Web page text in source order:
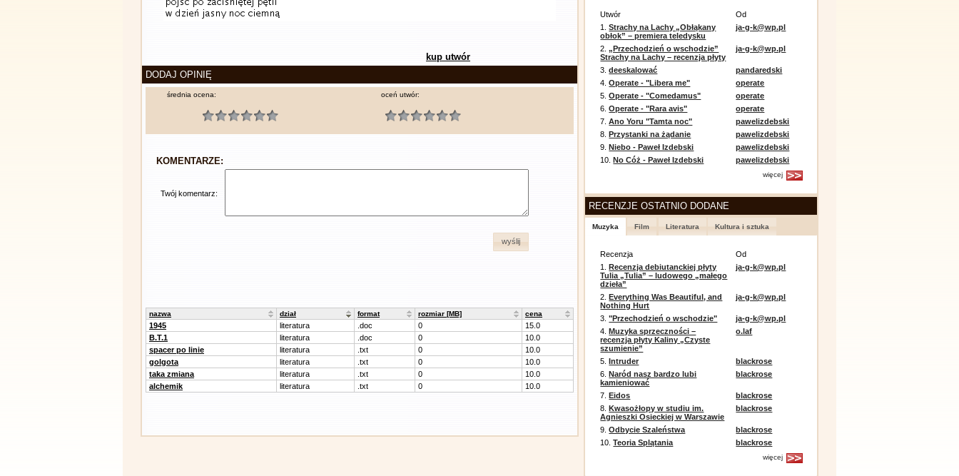
kup utwór
DODAJ OPINIĘ
średnia ocena: oceń utwór:
KOMENTARZE:
Twój komentarz:
wyślij
nazwa dział format rozmiar [MB] cena
1945 literatura .doc 0
15.0
B.T.1
literatura .doc 0
10.0
spacer po linie
literatura .txt 0
10.0
golgota
literatura .txt 0
10.0
taka zmiana
literatura .txt 0
10.0
alchemik
literatura .txt 0 10.0
Utwór
Od
1.Strachy na Lachy „Obłąkany
obłok” – premiera teledysku
ja-g-k@wp.pl
2.„Przechodzień o wschodzie”
Strachy na Lachy – recenzja płyty
ja-g-k@wp.pl
3.deeskalować
pandaredski
4.Operate - "Libera me"
operate
5.Operate - "Comedamus"
operate
6.Operate - "Rara avis"
operate
7.Ano Yoru "Tamta noc"
pawelizdebski
8.Przystanki na żądanie
pawelizdebski
9.Niebo - Paweł Izdebski
pawelizdebski
10.No Cóż - Paweł Izdebski pawelizdebski
więcej
RECENZJE OSTATNIO DODANE
Muzyka Film Literatura Kultura i sztuka
Recenzja
Od
1.Recenzja debiutanckiej płyty
Tulia „Tulia” – ludowego „małego
dzieła”
ja-g-k@wp.pl
2.Everything Was Beautiful, and
Nothing Hurt
ja-g-k@wp.pl
3."Przechodzień o wschodzie"
ja-g-k@wp.pl
4.Muzyka sprzeczności –
recenzja płyty Kaliny „Czyste
szumienie”
o.laf
5.Intruder
blackrose
6.Naród nasz bardzo lubi
kamieniować
blackrose
7.Eidos
blackrose
8.Kwasożłopy w studiu im.
Agnieszki Osieckiej w Warszawie
blackrose
9.Odbycie Szaleństwa
blackrose
10.Teoria Splątania blackrose
więcej